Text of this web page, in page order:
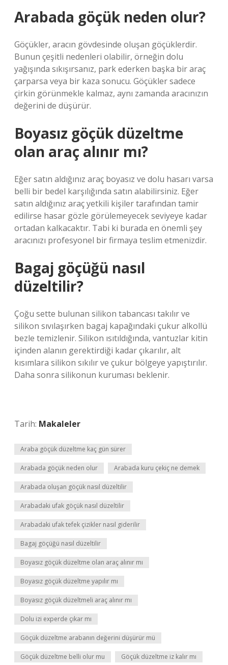
Arabada göçük neden olur?
Göçükler, aracın gövdesinde oluşan göçüklerdir.
Bunun çeşitli nedenleri olabilir, örneğin dolu
yağışında sıkışırsanız, park ederken başka bir araç
çarparsa veya bir kaza sonucu. Göçükler sadece
çirkin görünmekle kalmaz, aynı zamanda aracınızın
değerini de düşürür.
Boyasız göçük düzeltme
olan araç alınır mı?
Eğer satın aldığınız araç boyasız ve dolu hasarı varsa
belli bir bedel karşılığında satın alabilirsiniz. Eğer
satın aldığınız araç yetkili kişiler tarafından tamir
edilirse hasar gözle görülemeyecek seviyeye kadar
ortadan kalkacaktır. Tabi ki burada en önemli şey
aracınızı profesyonel bir firmaya teslim etmenizdir.
Bagaj göçüğü nasıl
düzeltilir?
Çoğu sette bulunan silikon tabancası takılır ve
silikon sıvılaşırken bagaj kapağındaki çukur alkollü
bezle temizlenir. Silikon ısıtıldığında, vantuzlar kitin
içinden alanın gerektirdiği kadar çıkarılır, alt
kısımlara silikon sıkılır ve çukur bölgeye yapıştırılır.
Daha sonra silikonun kuruması beklenir.
Tarih: Makaleler
Araba göçük düzeltme kaç gün sürer
Arabada göçük neden olur Arabada kuru çekiç ne demek
Arabada oluşan göçük nasıl düzeltilir
Arabadaki ufak göçük nasıl düzeltilir
Arabadaki ufak tefek çizikler nasıl giderilir
Bagaj göçüğü nasıl düzeltilir
Boyasız göçük düzeltme olan araç alınır mı
Boyasız göçük düzeltme yapılır mı
Boyasız göçük düzeltmeli araç alınır mı
Dolu izi experde çıkar mı
Göçük düzeltme arabanın değerini düşürür mü
Göçük düzeltme belli olur mu Göçük düzeltme iz kalır mı